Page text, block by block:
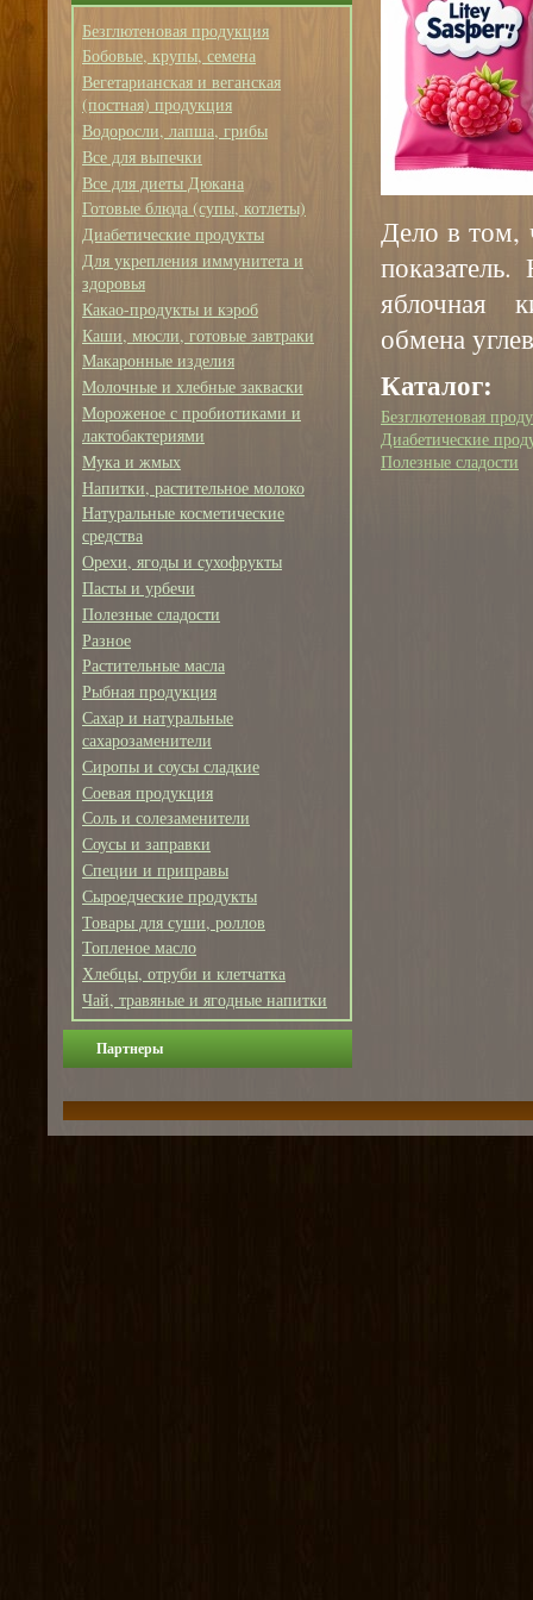
Безглютеновая продукция
Бобовые, крупы, семена
Вегетарианская и веганская
(постная) продукция
Водоросли, лапша, грибы
Все для выпечки
Все для диеты Дюкана
Готовые блюда (супы, котлеты)
Диабетические продукты
Для укрепления иммунитета и
здоровья
Какао-продукты и кэроб
Каши, мюсли, готовые завтраки
Макаронные изделия
Молочные и хлебные закваски
Мороженое с пробиотиками и
лактобактериями
Мука и жмых
Напитки, растительное молоко
Натуральные косметические
средства
Орехи, ягоды и сухофрукты
Пасты и урбечи
Полезные сладости
Разное
Растительные масла
Рыбная продукция
Сахар и натуральные
сахарозаменители
Сиропы и соусы сладкие
Соевая продукция
Соль и солезаменители
Соусы и заправки
Специи и приправы
Сыроедческие продукты
Товары для суши, роллов
Топленое масло
Хлебцы, отруби и клетчатка
Чай, травяные и ягодные напитки
Партнеры
Дело в том,
яблочная
обмена
Каталог:
Безглютеновая
Диабетические
Полезные сладости